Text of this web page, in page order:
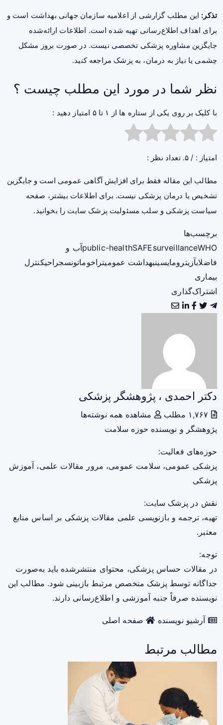
تذکر: این مطلب گزارشی از اعلامیه سازمان جهانی بهداشت است و
برای اهداف اطلاع‌رسانی تهیه شده است. اطلاعات ارائه‌شده
جایگزین مشاوره پزشکی تخصصی نیست. در صورت بروز مشکل
چشمی یا نیاز به درمان، به پزشک مراجعه کنید.
نظر شما در مورد این مطلب چیست ؟
با کلیک بر روی یکی از ستاره ها از ۱ تا ۵ امتیاز دهید :
امتیاز : / ۵. تعداد نظر :
مطالب این مقاله فقط برای افزایش آگاهی عمومی است و جایگزین
تشخیص یا درمان پزشکی نیست. برای اطلاعات بیشتر، صفحه
سیاست پزشکی و سلب مسئولیت پزشک سایت را بخوانید.
برچسب‌ها
public-healthSAFEsurveillanceWHO
آب و
فاضلابآزیترومايسينبهداشت عمومیتراخوماتونسجراحیکنترل
بیماری
اشتراک‌گذاری
دکتر احمدی ، پژوهشگر پزشکی
مشاهده همه نوشته‌ها
پژوهشگر و نویسنده حوزه سلامت
حوزه‌های فعالیت:
پزشکی عمومی، سلامت عمومی، مرور مقالات علمی، آموزش
پزشکی
نقش در پزشک سایت:
تهیه، ترجمه و بازنویسی علمی مقالات پزشکی بر اساس منابع
معتبر.
توجه:
در مقالات حساس پزشکی، محتوای منتشرشده باید به‌صورت
جداگانه توسط پزشک متخصص مرتبط بازبینی شود. مطالب این
نویسنده صرفاً جنبه آموزشی و اطلاع‌رسانی دارند.
آرشیو نویسنده صفحه اصلی
مطالب مرتبط